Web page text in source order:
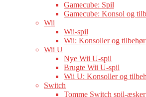
Gamecube: Spil
Gamecube: Konsol og
Wii
Wii-spil
Wii: Konsoller og tilbehør
Wii U
Nye Wii U-spil
Brugte Wii U-spil
Wii U: Konsoller og
Switch
Tomme Switch spil-æsker